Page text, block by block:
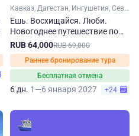
Кавказ, Дагестан, Ингушетия, Северная Осетия, Чечня
Ешь. Восхищайся. Люби.
Новогоднее путешествие по
Кавказу
RUB 64,000RUB 69,000
Раннее бронирование тура
Бесплатная отмена
6 дн. 1—6 января 2027 +24